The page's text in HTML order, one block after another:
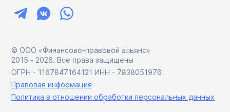
© ООО «Финансово-правовой альянс»
2015 ‑ 2026. Все права защищены
ОГРН - 1167847164121 ИНН - 7838051976
Правовая информация
Политика в отношении обработки персональных данных